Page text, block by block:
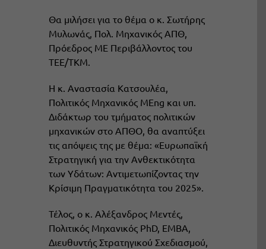
Θα μιλήσει για το θέμα ο κ. Σωτήρης
Μυλωνάς, Πολ. Μηχανικός ΑΠΘ,
Πρόεδρος ΜΕ Περιβάλλοντος του
ΤΕΕ/ΤΚΜ.
Η κ. Αναστασία Κατσουλέα,
Πολιτικός Μηχανικός MEng και υπ.
Διδάκτωρ του τμήματος πολιτικών
μηχανικών στο ΑΠΘΟ, θα αναπτύξει
τις απόψεις της με θέμα: «Ευρωπαϊκή
Στρατηγική για την Ανθεκτικότητα
των Υδάτων: Αντιμετωπίζοντας την
Κρίσιμη Πραγματικότητα του 2025».
Τέλος, ο κ. Αλέξανδρος Μεντές,
Πολιτικός Μηχανικός PhD, ΕΜΒΑ,
Διευθυντής Στρατηγικού Σχεδιασμού,